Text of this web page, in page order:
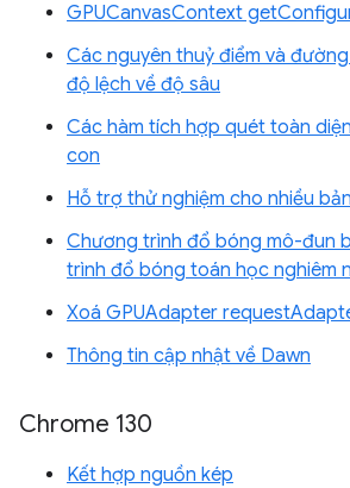
GPUCanvasContext
Các nguyên thuỷ điểm và
độ lệch về độ sâu
Các hàm tích hợp quét toàn
con
Hỗ trợ thử nghiệm cho nhiều
Chương trình đổ bóng mô-đun
trình đổ bóng toán học nghiêm
Xoá GPUAdapter
Thông tin cập nhật về Dawn
Chrome 130
Kết hợp nguồn kép